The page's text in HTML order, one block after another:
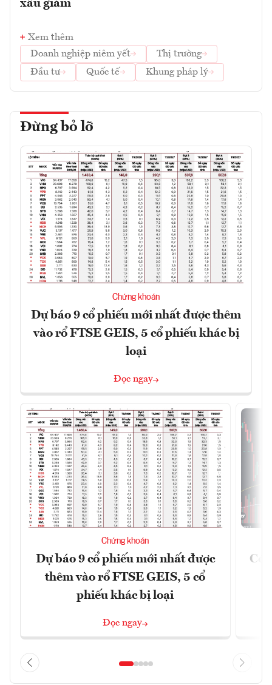
xấu giảm
Xem thêm
Doanh nghiệp niêm yết
Thị trường
Đầu tư
Quốc tế Khung pháp lý
Đừng bỏ lỡ
Chứng khoán
Dự báo 9 cổ phiếu mới nhất được thêm
vào rổ FTSE GEIS, 5 cổ phiếu khác bị
loại
Đọc ngay
Chứng khoán
Dự báo 9 cổ phiếu mới nhất được
thêm vào rổ FTSE GEIS, 5 cổ
phiếu khác bị loại
Đọc ngay
Có